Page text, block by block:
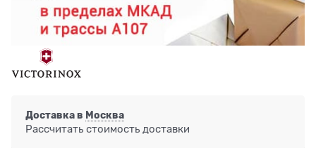
Доставка в Москва
Рассчитать стоимость доставки